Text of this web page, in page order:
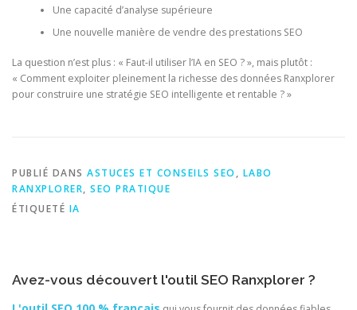
Une capacité d’analyse supérieure
Une nouvelle manière de vendre des prestations SEO
La question n’est plus : « Faut-il utiliser l’IA en SEO ? », mais plutôt :
« Comment exploiter pleinement la richesse des données Ranxplorer
pour construire une stratégie SEO intelligente et rentable ? »
PUBLIÉ DANS ASTUCES ET CONSEILS SEO, LABO
RANXPLORER, SEO PRATIQUE
ÉTIQUETÉ IA
Avez-vous découvert l'outil SEO Ranxplorer ?